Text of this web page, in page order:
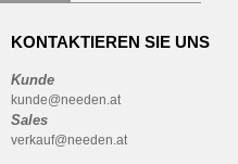
KONTAKTIEREN SIE UNS
Kunde
kunde@needen.at
Sales
verkauf@needen.at